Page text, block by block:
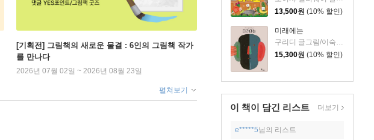
13,500원 (10% 할인)
미래에는
15,300원 (10% 할인)
이 책이 담긴 리스트 더보기
e*****5님의 리스트
[기획전] 그림책의 새로운 물결 : 6인의 그림책 작가
를 만나다
2026년 07월 02일 ~ 2026년 08월 23일
펼쳐보기